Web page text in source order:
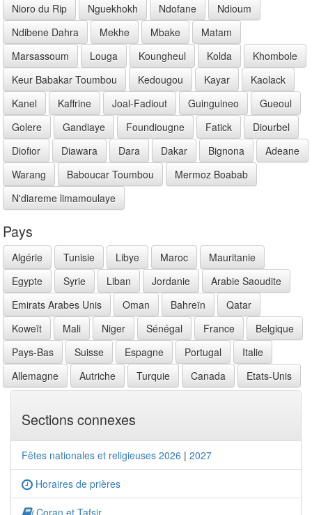
Nioro du Rip
Nguekhokh Ndofane
Ndioum
Ndibene Dahra
Mekhe Mbake
Matam
Marsassoum
Louga Koungheul Kolda
Khombole
Keur Babakar Toumbou
Kedougou Kayar
Kaolack
Kanel
Kaffrine Joal-Fadiout Guinguineo
Gueoul
Golere
Gandiaye Foundiougne Fatick
Diourbel
Diofior
Diawara Dara Dakar Bignona
Adeane
Warang
Baboucar Toumbou
Mermoz Boabab
N'diareme limamoulaye
Pays
Algérie Tunisie Libye Maroc
Mauritanie
Egypte
Syrie Liban Jordanie
Arabie Saoudite
Emirats Arabes Unis
Oman Bahreïn
Qatar
Koweït
Mali Niger Sénégal France
Belgique
Pays-Bas
Suisse Espagne Portugal
Italie
Allemagne
Autriche Turquie Canada Etats-Unis
Sections connexes
Fêtes nationales et religieuses 2026 | 2027
Horaires de prières
Coran et Tafsir